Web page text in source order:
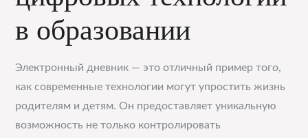
в образовании
Электронный дневник — это отличный пример того,
как современные технологии могут упростить жизнь
родителям и детям. Он предоставляет уникальную
возможность не только контролировать